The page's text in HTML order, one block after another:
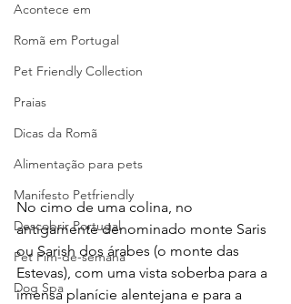
Acontece em
Romã em Portugal
Pet Friendly Collection
Praias
Dicas da Romã
Alimentação para pets
Manifesto Petfriendly
Descobrir Portugal
Pet Fim-de-semana
Dog Spa
No cimo de uma colina, no
antigamente denominado monte Saris
ou Sarish dos árabes (o monte das
Estevas), com uma vista soberba para a
imensa planície alentejana e para a